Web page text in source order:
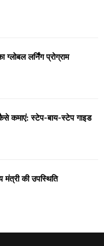
लर्निंग प्रोग्राम
कमाएं: स्टेप-बाय-स्टेप गाइड
मंत्री की उपस्थिति